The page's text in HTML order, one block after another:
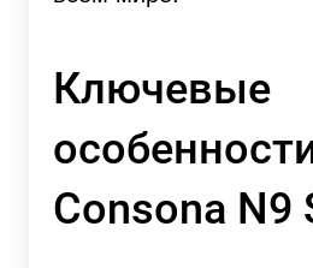
Ключевые
Consona N9